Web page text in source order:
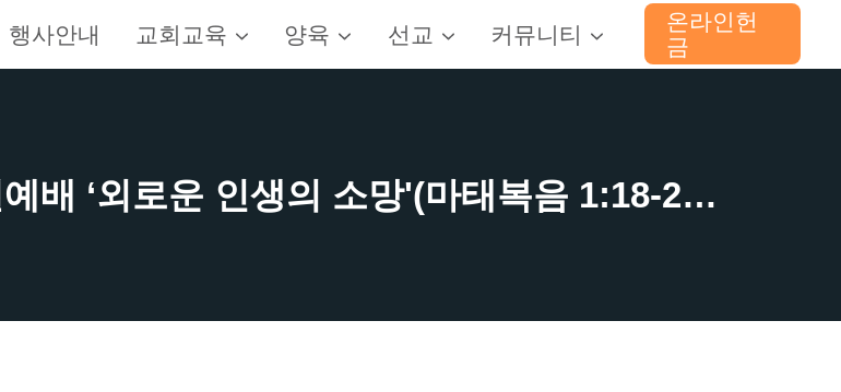
행사안내 교회교육 양육 선교 커뮤니티
온라인헌
금
2024.12.22 새로운개혁교회 주일예배 ‘외로운 인생의 소망'(마태복음 1:18-25) – 김도완 목사